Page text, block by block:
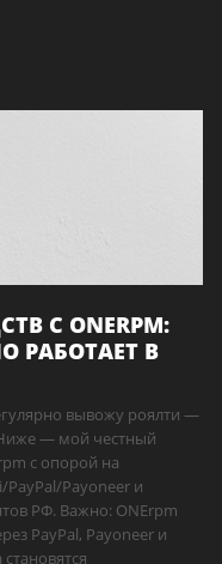
С ONERPM:
РАБОТАЕТ В
вывожу роялти —
— мой честный
с опорой на
Payoneer и
РФ. Важно: ONErpm
PayPal, Payoneer и